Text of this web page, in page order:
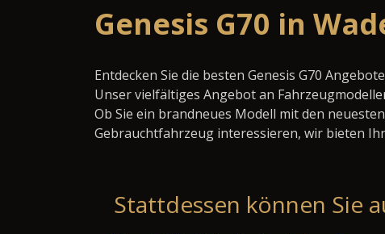
Genesis G70 in
Entdecken Sie die besten Genesis G70
Unser vielfältiges Angebot an
Ob Sie ein brandneues Modell mit den
Gebrauchtfahrzeug interessieren, wir bieten
Stattdessen können Sie